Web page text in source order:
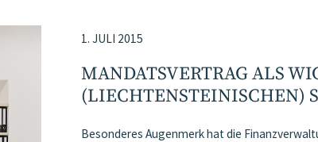
1. JULI 2015
MANDATSVERTRAG ALS
(LIECHTENSTEINISCHEN)
Besonderes Augenmerk hat die